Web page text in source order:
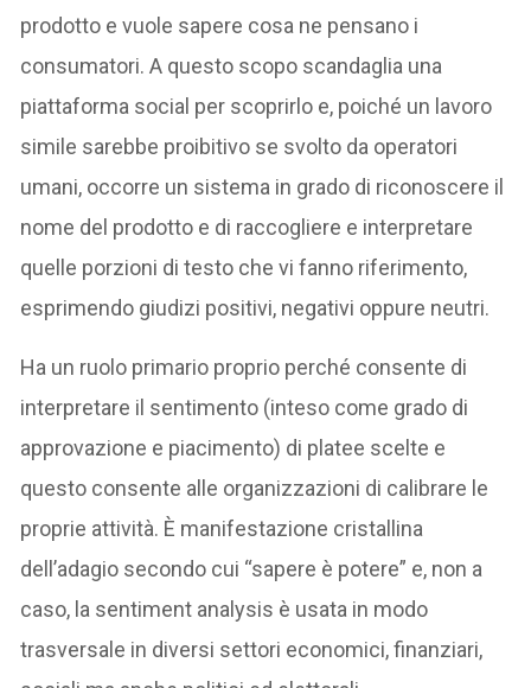
prodotto e vuole sapere cosa ne pensano i
consumatori. A questo scopo scandaglia una
piattaforma social per scoprirlo e, poiché un lavoro
simile sarebbe proibitivo se svolto da operatori
umani, occorre un sistema in grado di riconoscere il
nome del prodotto e di raccogliere e interpretare
quelle porzioni di testo che vi fanno riferimento,
esprimendo giudizi positivi, negativi oppure neutri.
Ha un ruolo primario proprio perché consente di
interpretare il sentimento (inteso come grado di
approvazione e piacimento) di platee scelte e
questo consente alle organizzazioni di calibrare le
proprie attività. È manifestazione cristallina
dell’adagio secondo cui “sapere è potere” e, non a
caso, la sentiment analysis è usata in modo
trasversale in diversi settori economici, finanziari,